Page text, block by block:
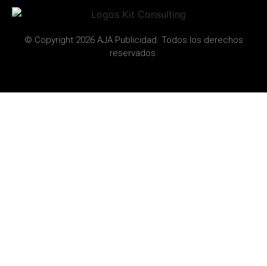
© Copyright 2026 AJA Publicidad. Todos los derechos
reservados.